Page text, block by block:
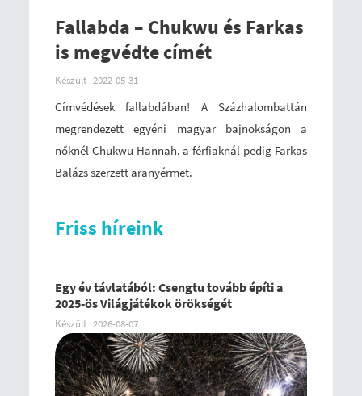
Fallabda – Chukwu és Farkas
is megvédte címét
Készült 2022-05-31
Címvédések fallabdában! A Százhalombattán
megrendezett egyéni magyar bajnokságon a
nőknél Chukwu Hannah, a férfiaknál pedig Farkas
Balázs szerzett aranyérmet.
Friss híreink
Egy év távlatából: Csengtu tovább építi a
2025-ös Világjátékok örökségét
Készült 2026-08-07